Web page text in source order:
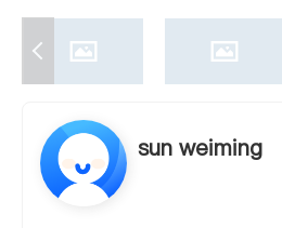
sun weiming